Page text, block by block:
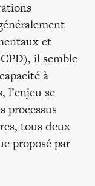
et
il semble
à
l’enjeu se
processus
tous deux
proposé par